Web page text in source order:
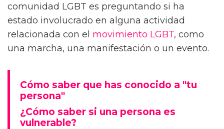
comunidad LGBT es preguntando si ha
estado involucrado en alguna actividad
relacionada con el movimiento LGBT, como
una marcha, una manifestación o un evento.
Cómo saber que has conocido a "tu
persona"
¿Cómo saber si una persona es
vulnerable?